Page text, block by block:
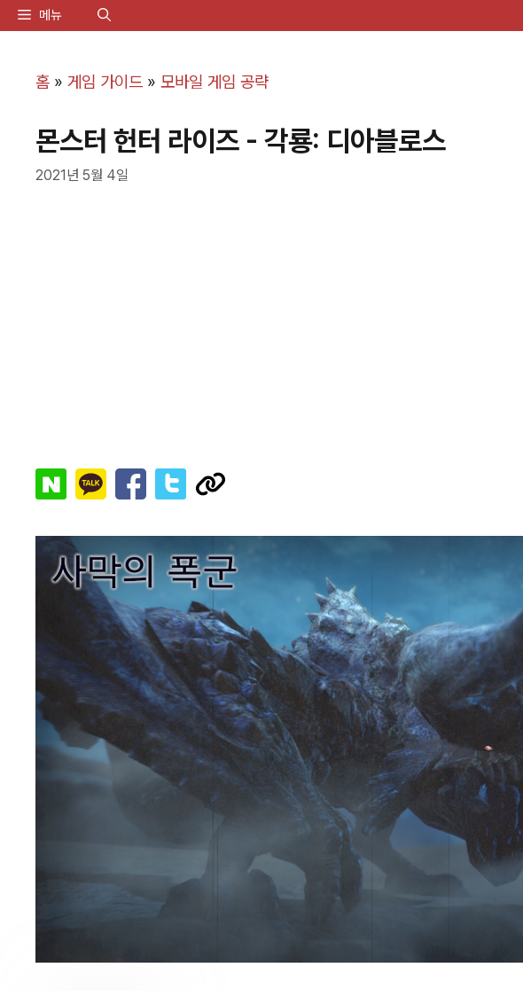
메뉴
홈 » 게임 가이드 » 모바일 게임 공략
몬스터 헌터 라이즈 - 각룡: 디아블로스
2021년 5월 4일